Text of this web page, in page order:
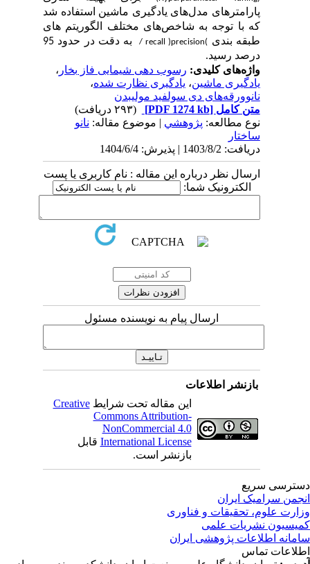
پارامتر‌های مدل‌های یادگیری ماشین استفاده شد
که با توجه به شاخصهای مختلف الگوریتم های
طبقه بندی(
precision
/ recall )
به دقت در حدود 95
درصد رسید.
واژه‌های کلیدی:رسوب دهی شیمایی فاز بخار،
یادگیری ماشین،یادگیری نظارت شده،
نانوورقه‌های دی سولفید مولیبدن
متن کامل[PDF 1274 kb]
نوع مطالعه:پژوهشي| موضوع مقاله:نانو
ساختار
دریافت: 1403/8/2 | پذیرش: 1404/6/4
ارسال نظر درباره این مقاله : نام کاربری یا پست
الکترونیک شما:
ارسال پیام به نویسنده مسئول
بازنشر اطلاعات
این مقاله تحت شرایطCreative
Commons Attribution-
NonCommercial 4.0
International Licenseقابل
بازنشر است.
سریع
سرامیک ایران
علوم، تحقیقات و فناوری
نشریات علمی
اطلاعات پژوهشی ایران
تماس